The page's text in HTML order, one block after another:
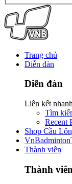
Trang chủ
Diễn đàn
Diễn đàn
Liên kết nhanh
Tìm
Recent
Shop Cầu
Thành viên
Thành viên